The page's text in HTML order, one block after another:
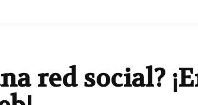
red social?